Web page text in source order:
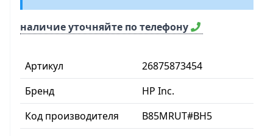
Артикул
26875873454
Бренд
HP Inc.
Код производителя
B85MRUT#BH5
наличие уточняйте по телефону